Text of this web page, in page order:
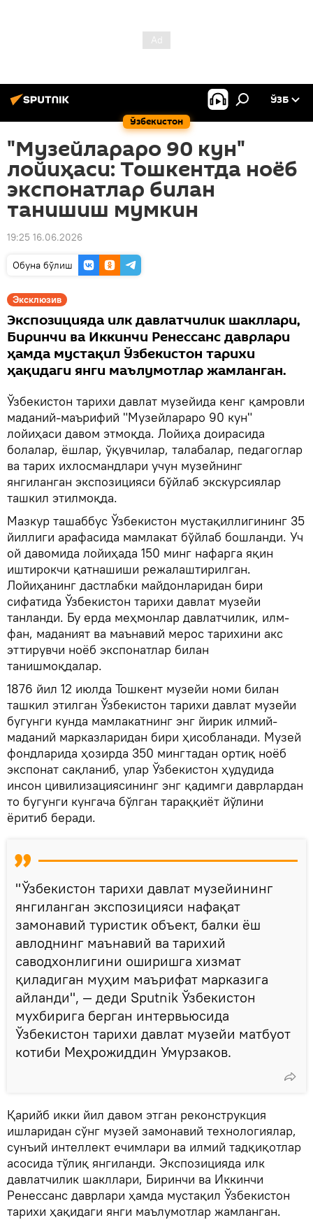
Ўзбекистон
ЎЗБ
"Музейлараро 90 кун"
лойиҳаси: Тошкентда ноёб
экспонатлар билан
танишиш мумкин
19:25 16.06.2026
Oбуна бўлиш
Эксклюзив
Экспозицияда илк давлатчилик шакллари,
Биринчи ва Иккинчи Ренессанс даврлари
ҳамда мустақил Ўзбекистон тарихи
ҳақидаги янги маълумотлар жамланган.
Ўзбекистон тарихи давлат музейида кенг қамровли
маданий-маърифий "Музейлараро 90 кун"
лойиҳаси давом этмоқда. Лойиҳа доирасида
болалар, ёшлар, ўқувчилар, талабалар, педагоглар
ва тарих ихлосмандлари учун музейнинг
янгиланган экспозицияси бўйлаб экскурсиялар
ташкил этилмоқда.
Мазкур ташаббус Ўзбекистон мустақиллигининг 35
йиллиги арафасида мамлакат бўйлаб бошланди. Уч
ой давомида лойиҳада 150 минг нафарга яқин
иштирокчи қатнашиши режалаштирилган.
Лойиҳанинг дастлабки майдонларидан бири
сифатида Ўзбекистон тарихи давлат музейи
танланди. Бу ерда меҳмонлар давлатчилик, илм-
фан, маданият ва маънавий мерос тарихини акс
эттирувчи ноёб экспонатлар билан
танишмоқдалар.
1876 йил 12 июлда Тошкент музейи номи билан
ташкил этилган Ўзбекистон тарихи давлат музейи
бугунги кунда мамлакатнинг энг йирик илмий-
маданий марказларидан бири ҳисобланади. Музей
фондларида ҳозирда 350 мингтадан ортиқ ноёб
экспонат сақланиб, улар Ўзбекистон ҳудудида
инсон цивилизациясининг энг қадимги даврлардан
то бугунги кунгача бўлган тараққиёт йўлини
ёритиб беради.
"Ўзбекистон тарихи давлат музейининг
янгиланган экспозицияси нафақат
замонавий туристик объект, балки ёш
авлоднинг маънавий ва тарихий
саводхонлигини оширишга хизмат
қиладиган муҳим маърифат марказига
айланди", — деди Sputnik Ўзбекистон
мухбирига берган интервьюсида
Ўзбекистон тарихи давлат музейи матбуот
котиби Меҳрожиддин Умурзаков.
Қарийб икки йил давом этган реконструкция
ишларидан сўнг музей замонавий технологиялар,
сунъий интеллект ечимлари ва илмий тадқиқотлар
асосида тўлиқ янгиланди. Экспозицияда илк
давлатчилик шакллари, Биринчи ва Иккинчи
Ренессанс даврлари ҳамда мустақил Ўзбекистон
тарихи ҳақидаги янги маълумотлар жамланган.